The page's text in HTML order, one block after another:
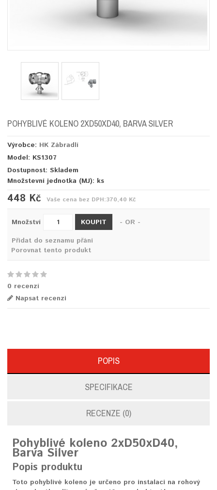
POHYBLIVÉ KOLENO 2XD50XD40, BARVA SILVER
Výrobce: HK Zábradlí
Model: KS1307
Dostupnost: Skladem
Množstevní jednotka (MJ): ks
448 Kč Vaše cena bez DPH:370,40 Kč
Množství KOUPIT
- OR -
Přidat do seznamu přání
Porovnat tento produkt
0 recenzí
Napsat recenzi
POPIS
SPECIFIKACE
RECENZE (0)
Pohyblivé koleno 2xD50xD40,
Barva Silver
Popis produktu
Toto pohyblivé koleno je určeno pro instalaci na rohový